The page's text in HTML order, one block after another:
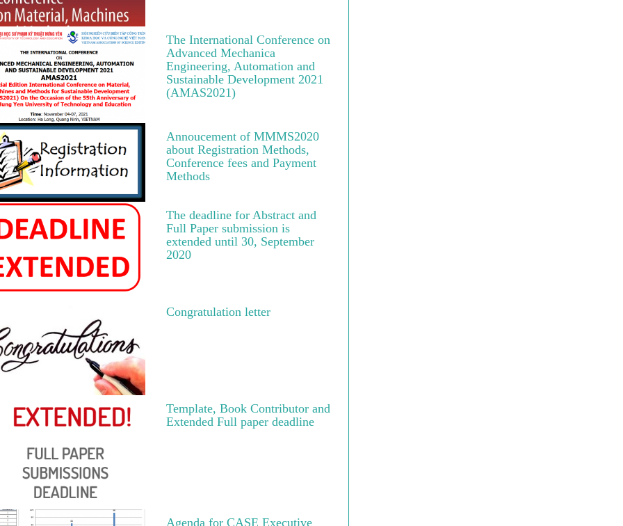
The International Conference on
Advanced Mechanica
Engineering, Automation and
Sustainable Development 2021
(AMAS2021)
Annoucement of MMMS2020
about Registration Methods,
Conference fees and Payment
Methods
The deadline for Abstract and
Full Paper submission is
extended until 30, September
2020
Congratulation letter
Template, Book Contributor and
Extended Full paper deadline
Agenda for CASE Executive